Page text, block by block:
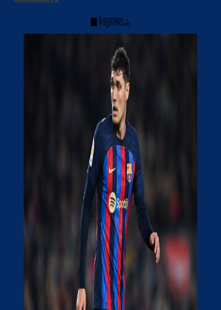
- Anzeige -